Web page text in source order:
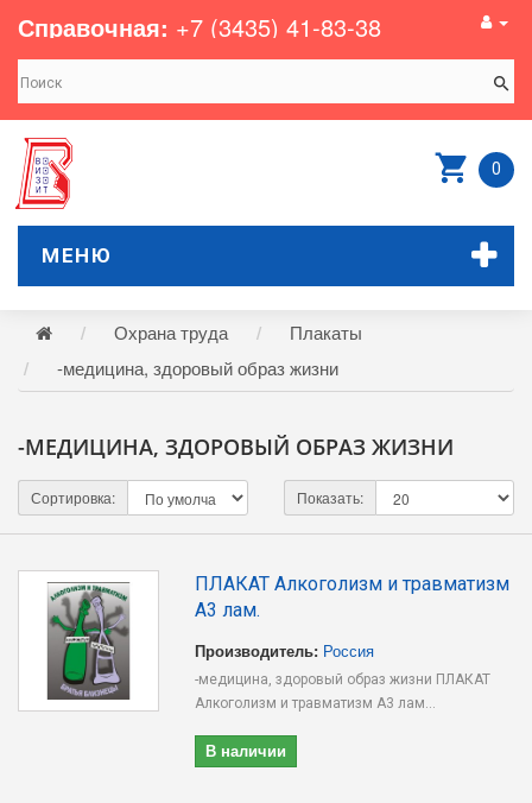
Справочная: +7 (3435) 41-83-38
0
МЕНЮ
Охрана труда
Плакаты
-медицина, здоровый образ жизни
-МЕДИЦИНА, ЗДОРОВЫЙ ОБРАЗ ЖИЗНИ
Сортировка: Показать:
ПЛАКАТ Алкоголизм и травматизм
А3 лам.
Производитель: Россия
-медицина, здоровый образ жизни ПЛАКАТ
Алкоголизм и травматизм А3 лам...
В наличии